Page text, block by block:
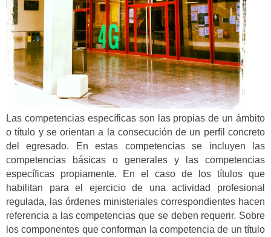
Las competencias específicas son las propias de un ámbito
o título y se orientan a la consecución de un perfil concreto
del egresado. En estas competencias se incluyen las
competencias básicas o generales y las competencias
específicas propiamente. En el caso de los títulos que
habilitan para el ejercicio de una actividad profesional
regulada, las órdenes ministeriales correspondientes hacen
referencia a las competencias que se deben requerir. Sobre
los componentes que conforman la competencia de un título